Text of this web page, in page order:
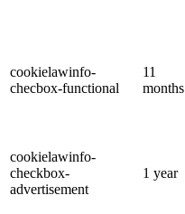
cookielawinfo-
checbox-functional
11
months
cookielawinfo-
checkbox-
advertisement
1 year